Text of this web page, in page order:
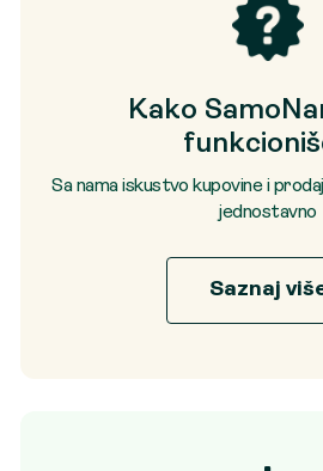
Kako
Sa nama iskustvo kupovine i
jednostavno
Saznaj